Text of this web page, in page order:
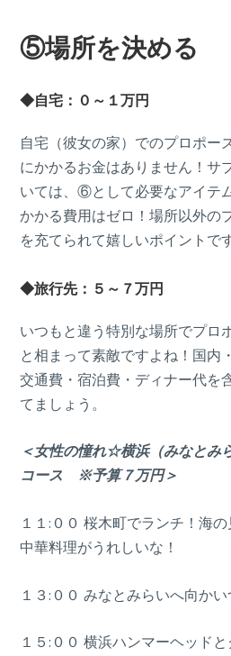
⑤場所を決める
◆自宅：０～１万円
自宅（彼女の家）でのプロポー
にかかるお金はありません！サ
いては、⑥として必要なアイテ
かかる費用はゼロ！場所以外の
を充てられて嬉しいポイントです
◆旅行先：５～７万円
いつもと違う特別な場所でプロ
と相まって素敵ですよね！国内
交通費・宿泊費・ディナー代を
てましょう。
＜女性の憧れ☆横浜（みなとみ
コース ※予算７万円＞
１１:００ 桜木町でランチ！海
中華料理がうれしいな！
１３:００ みなとみらいへ向か
１５:００ 横浜ハンマーヘッド